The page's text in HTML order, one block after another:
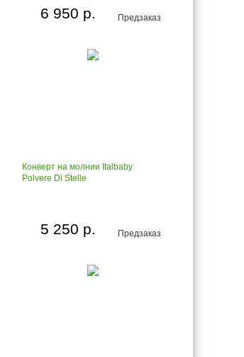
Предзаказ
6 950 р.
Конверт на молнии Italbaby
Polvere Di Stelle
Предзаказ
5 250 р.